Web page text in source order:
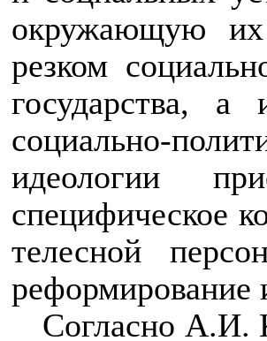
окружающую их
резком
государства,
социально-
идеологии
специфическое
телесной
реформирование
Согласно А.И.